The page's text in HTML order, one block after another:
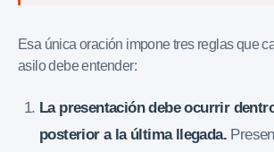
Esa única oración impone tres reglas que
asilo debe entender:
La presentación debe ocurrir
posterior a la última llegada.